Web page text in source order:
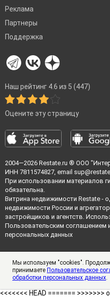
Реклама
Партнеры
Поддержка
Наш рейтинг 4.6 из 5 (447)
Оцените эту страницу
2004—2026 Restate.ru ® ООО
ИНН 7811574827, email
При использовании материалов
обязательна.
Витрина недвижимости Restate -
недвижимости России и
застройщиков и агентств.
Пользовательским соглашением
персональных данных
Мы используем "cookies".
принимаете Пользовательское
обработки персональных данных.
<<<<<<< HEAD ======= >>>>>>>